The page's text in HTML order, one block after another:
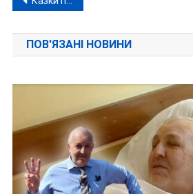
записів
ПОВ'ЯЗАНІ НОВИНИ